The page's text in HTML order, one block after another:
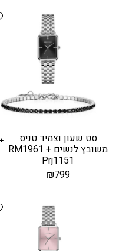
סט שעון וצמיד טניס
משובץ לנשים RM1961 +
Prj1151
₪799